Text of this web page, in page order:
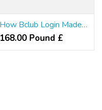
How Bclub Login Made Me A greater Salesperson
168.00 Pound £